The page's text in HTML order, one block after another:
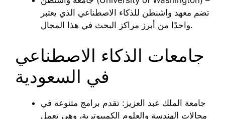
تضم معهد واشنطن للذكاء الاصطناعي الذي يعتبر
واحدًا من أبرز مراكز البحث في هذا المجال.
جامعات الذكاء الاصطناعي
في السعودية
جامعة الملك عبد العزيز: تقدم برامج متنوعة في
مجالات الهندسة والعلوم الكمبيوترية، وهي تعمل